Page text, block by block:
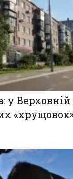
у Верховній
«хрущовок»